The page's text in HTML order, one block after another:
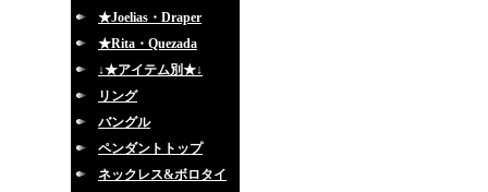
★Joelias・Draper
★Rita・Quezada
↓★アイテム別★↓
リング
バングル
ペンダントトップ
ネックレス&ボロタイ